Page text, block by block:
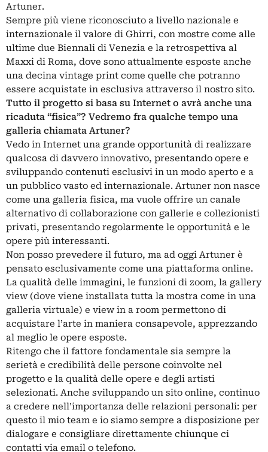
Artuner.
Sempre più viene riconosciuto a livello nazionale e
internazionale il valore di Ghirri, con mostre come alle
ultime due Biennali di Venezia e la retrospettiva al
Maxxi di Roma, dove sono attualmente esposte anche
una decina vintage print come quelle che potranno
essere acquistate in esclusiva attraverso il nostro sito.
Tutto il progetto si basa su Internet o avrà anche una
ricaduta “fisica”? Vedremo fra qualche tempo una
galleria chiamata Artuner?
Vedo in Internet una grande opportunità di realizzare
qualcosa di davvero innovativo, presentando opere e
sviluppando contenuti esclusivi in un modo aperto e a
un pubblico vasto ed internazionale. Artuner non nasce
come una galleria fisica, ma vuole offrire un canale
alternativo di collaborazione con gallerie e collezionisti
privati, presentando regolarmente le opportunità e le
opere più interessanti.
Non posso prevedere il futuro, ma ad oggi Artuner è
pensato esclusivamente come una piattaforma online.
La qualità delle immagini, le funzioni di zoom, la gallery
view (dove viene installata tutta la mostra come in una
galleria virtuale) e view in a room permettono di
acquistare l’arte in maniera consapevole, apprezzando
al meglio le opere esposte.
Ritengo che il fattore fondamentale sia sempre la
serietà e credibilità delle persone coinvolte nel
progetto e la qualità delle opere e degli artisti
selezionati. Anche sviluppando un sito online, continuo
a credere nell’importanza delle relazioni personali: per
questo il mio team e io siamo sempre a disposizione per
dialogare e consigliare direttamente chiunque ci
contatti via email o telefono.